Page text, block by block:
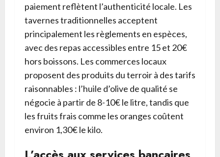
paiement reflètent l’authenticité locale. Les
tavernes traditionnelles acceptent
principalement les règlements en espèces,
avec des repas accessibles entre 15 et 20€
hors boissons. Les commerces locaux
proposent des produits du terroir à des tarifs
raisonnables : l’huile d’olive de qualité se
négocie à partir de 8-10€ le litre, tandis que
les fruits frais comme les oranges coûtent
environ 1,30€ le kilo.